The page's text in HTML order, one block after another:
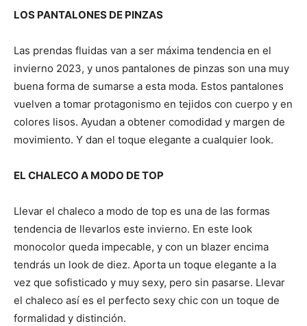
LOS PANTALONES DE PINZAS
Las prendas fluidas van a ser máxima tendencia en el
invierno 2023, y unos pantalones de pinzas son una muy
buena forma de sumarse a esta moda. Estos pantalones
vuelven a tomar protagonismo en tejidos con cuerpo y en
colores lisos. Ayudan a obtener comodidad y margen de
movimiento. Y dan el toque elegante a cualquier look.
EL CHALECO A MODO DE TOP
Llevar el chaleco a modo de top es una de las formas
tendencia de llevarlos este invierno. En este look
monocolor queda impecable, y con un blazer encima
tendrás un look de diez. Aporta un toque elegante a la
vez que sofisticado y muy sexy, pero sin pasarse. Llevar
el chaleco así es el perfecto sexy chic con un toque de
formalidad y distinción.